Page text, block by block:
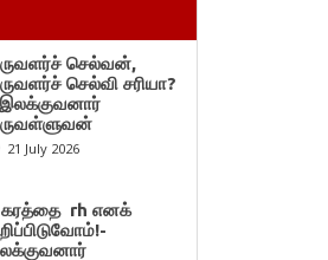
செல்வன்,
செல்வி சரியா?
21 July 2026
rh எனக்